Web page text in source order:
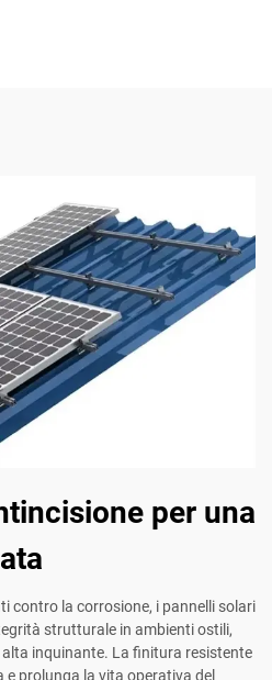
per una
contro la corrosione, i pannelli solari
strutturale in ambienti ostili,
alta inquinante. La finitura resistente
prolunga la vita operativa del